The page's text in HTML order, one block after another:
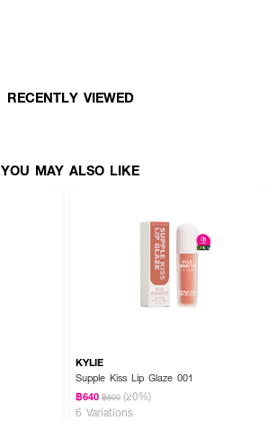
RECENTLY VIEWED
YOU MAY ALSO LIKE
KYLIE
Supple Kiss Lip Glaze 001
฿640 ฿800 (20%)
6 Variations